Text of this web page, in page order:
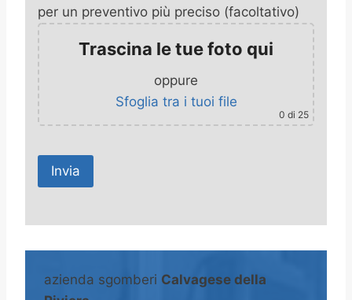
per un preventivo più preciso (facoltativo)
Trascina le tue foto qui
oppure
Sfoglia tra i tuoi file
0 di 25
A
eazienda sgomberi Calvagese della